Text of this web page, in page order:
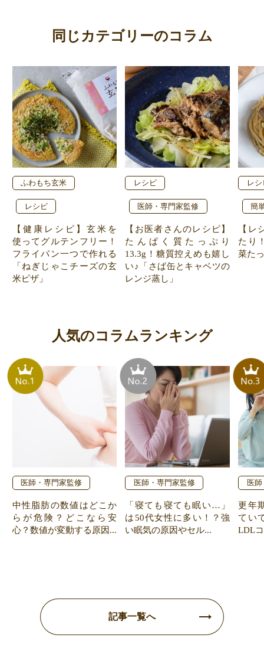
同じカテゴリーのコラム
ふわもち玄米
レシピ
【健康レシピ】玄米を
使ってグルテンフリー！
フライパン一つで作れる
「ねぎじゃこチーズの玄
米ピザ」
レシピ
医師・専門家監修
【お医者さんのレシピ】
たんぱく質たっぷり
13.3g！糖質控えめも嬉し
い♪「さば缶とキャベツの
レンジ蒸し」
レシ
簡
【レ
たり
菜た
人気のコラムランキング
医師・専門家監修
中性脂肪の数値はどこか
らが危険？どこなら安
心？数値が変動する原因...
医師・専門家監修
「寝ても寝ても眠い…」
は50代女性に多い！？強
い眠気の原因やセル...
医
更年
てい
LDL
記事一覧へ